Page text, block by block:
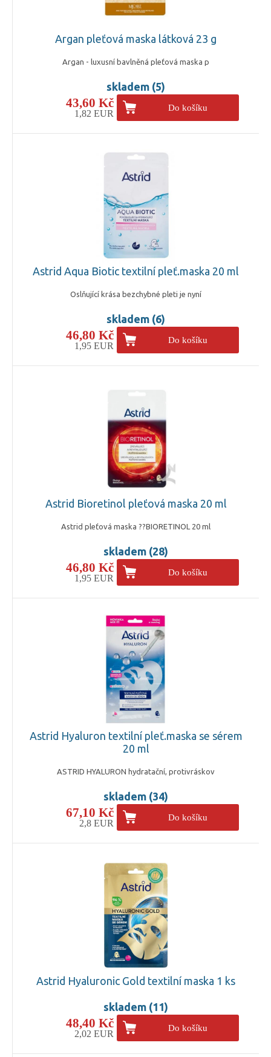
Argan pleťová maska látková 23 g
Argan - luxusní bavlněná pleťová maska p
skladem (5)
43,60 Kč
1,82 EUR
Do košíku
Astrid Aqua Biotic textilní pleť.maska 20 ml
Oslňující krása bezchybné pleti je nyní
skladem (6)
46,80 Kč
1,95 EUR
Do košíku
Astrid Bioretinol pleťová maska 20 ml
Astrid pleťová maska ??BIORETINOL 20 ml
skladem (28)
46,80 Kč
1,95 EUR
Do košíku
Astrid Hyaluron textilní pleť.maska se sérem
20 ml
ASTRID HYALURON hydratační, protivráskov
skladem (34)
67,10 Kč
2,8 EUR
Do košíku
Astrid Hyaluronic Gold textilní maska 1 ks
skladem (11)
48,40 Kč
2,02 EUR
Do košíku